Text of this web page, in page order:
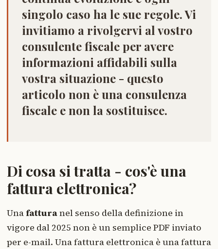
singolo caso ha le sue regole. Vi
invitiamo a rivolgervi al vostro
consulente fiscale per avere
informazioni affidabili sulla
vostra situazione - questo
articolo non è una consulenza
fiscale e non la sostituisce.
Di cosa si tratta - cos'è una
fattura elettronica?
Unafatturanel senso della definizione in
vigore dal 2025 non è un semplice PDF inviato
per e-mail. Una fattura elettronica è una fattura